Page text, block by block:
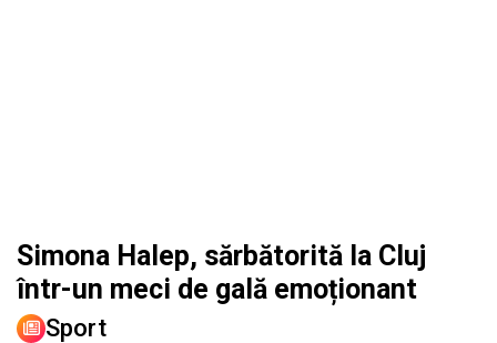
Simona Halep, sărbătorită la Cluj
într-un meci de gală emoționant
Sport